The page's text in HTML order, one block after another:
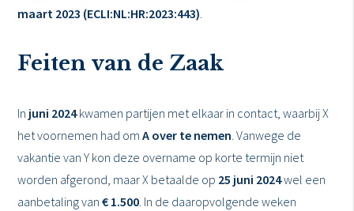
maart 2023 (ECLI:NL:HR:2023:443).
Feiten van de Zaak
In juni 2024kwamen partijen met elkaar in contact, waarbij X
het voornemen had omA over te nemen. Vanwege de
vakantie van Y kon deze overname op korte termijn niet
worden afgerond, maar X betaalde op 25 juni 2024wel een
aanbetaling van€ 1.500. In de daaropvolgende weken